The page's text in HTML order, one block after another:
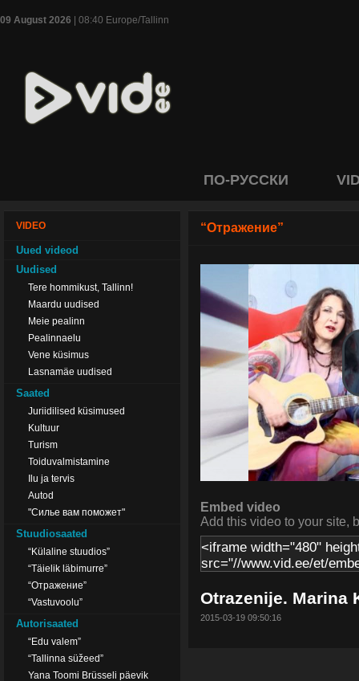
09 August 2026 | 08:40 Europe/Tallinn
ПО-РУССКИ
VIDEO
Uued videod
Uudised
Tere hommikust, Tallinn!
Maardu uudised
Meie pealinn
Pealinnaelu
Vene küsimus
Lasnamäe uudised
Saated
Juriidilised küsimused
Kultuur
Turism
Toiduvalmistamine
Ilu ja tervis
Autod
"Силье вам поможет"
Stuudiosaated
“Külaline stuudios”
“Täielik läbimurre”
“Отражение”
“Vastuvoolu”
Autorisaated
“Edu valem”
“Tallinna süžeed”
Yana Toomi Brüsseli päevik
“Отражение”
Embed video
Add this video to your site,
Otrazenije. Marina
2015-03-19 09:50:16